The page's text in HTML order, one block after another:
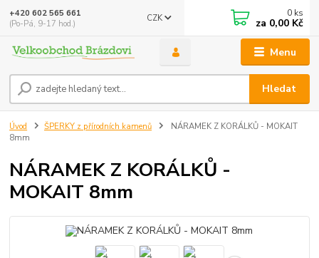
Menu
CZK
Hledat
+420 602 565 661
(Po-Pá, 9-17 hod.)
0 ks
za 0,00 Kč
Úvod ŠPERKY z přírodních kamenů
NÁRAMEK Z KORÁLKŮ - MOKAIT
8mm
NÁRAMEK Z KORÁLKŮ -
MOKAIT 8mm